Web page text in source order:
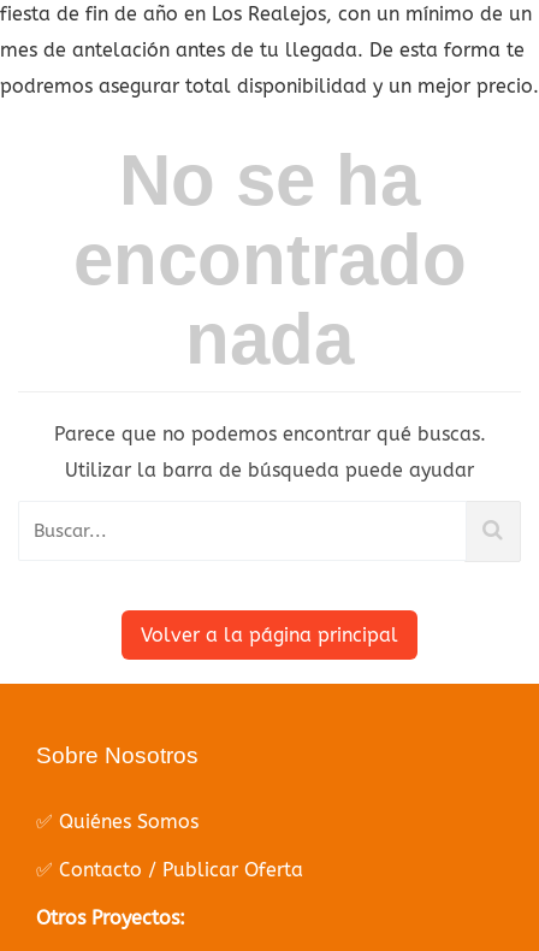
fiesta de fin de año en Los Realejos, con un mínimo de un
mes de antelación antes de tu llegada. De esta forma te
podremos asegurar total disponibilidad y un mejor precio.
No se ha
encontrado
nada
Parece que no podemos encontrar qué buscas.
Utilizar la barra de búsqueda puede ayudar
Volver a la página principal
Sobre Nosotros
✅ Quiénes Somos
✅ Contacto / Publicar Oferta
Otros Proyectos: